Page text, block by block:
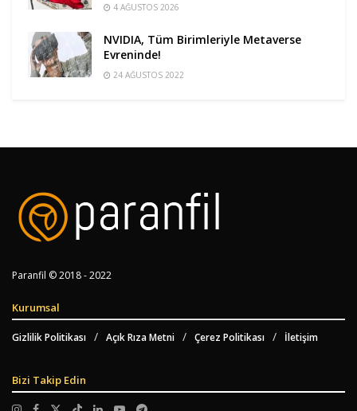
4 AĞUSTOS 2026
NVIDIA, Tüm Birimleriyle Metaverse
Evreninde!
24 AĞUSTOS 2022
Paranfil © 2018 - 2022
Kurumsal
Gizlilik Politikası Açık Rıza Metni Çerez Politikası İletişim
Bizi Takip Edin